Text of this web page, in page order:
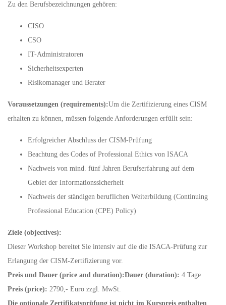
Zu den Berufsbezeichnungen gehören:
CISO
CSO
IT-Administratoren
Sicherheitsexperten
Risikomanager und Berater
Voraussetzungen (requirements):Um die Zertifizierung eines CISM
erhalten zu können, müssen folgende Anforderungen erfüllt sein:
Erfolgreicher Abschluss der CISM-Prüfung
Beachtung des Codes of Professional Ethics von ISACA
Nachweis von mind. fünf Jahren Berufserfahrung auf dem
Gebiet der Informationssicherheit
Nachweis der ständigen beruflichen Weiterbildung (Continuing
Professional Education (CPE) Policy)
Ziele (objectives):
Dieser Workshop bereitet Sie intensiv auf die die ISACA-Prüfung zur
Erlangung der CISM-Zertifizierung vor.
Preis und Dauer (price and duration):Dauer (duration): 4 Tage
Preis (price): 2790,- Euro zzgl. MwSt.
Die optionale Zertifikatsprüfung ist nicht im Kurspreis enthalten